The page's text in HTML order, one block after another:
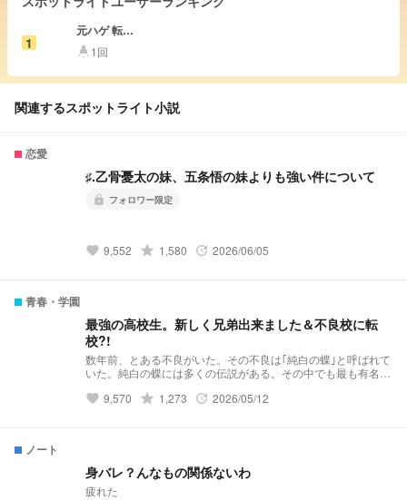
1
元ハゲ 転生
済
highlight 1回
関連するスポットライト小説
恋愛
♯.乙骨憂太の妹、五条悟の妹よりも強い件について
lock フォロワー限定
favorite 9,552 grade 1,580 update 2026/06/05
青春・学園
最強の高校生。新しく兄弟出来ました＆不良校に転
校?!
数年前、とある不良がいた。その不良は｢純白の蝶｣と呼ばれて
いた。純白の蝶には多くの伝説がある。その中でも最も有名な
良グループを1人で潰したという伝説だ。 そんな伝説を持って
子。
favorite 9,570 grade 1,273 update 2026/05/12
ノート
身バレ？んなもの関係ないわ
疲れた